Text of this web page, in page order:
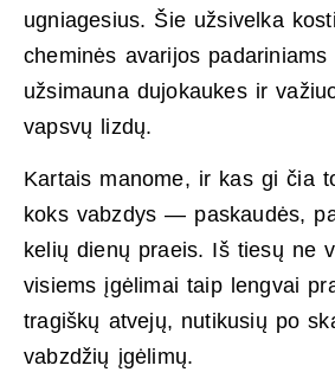
ugniagesius. Šie užsivelka
cheminės avarijos padariniams
užsimauna dujokaukes ir
vapsvų lizdų.
Kartais manome, ir kas gi čia
koks vabzdys — paskaudės,
kelių dienų praeis. Iš tiesų ne
visiems įgėlimai taip lengvai
tragiškų atvejų, nutikusių po
vabzdžių įgėlimų.